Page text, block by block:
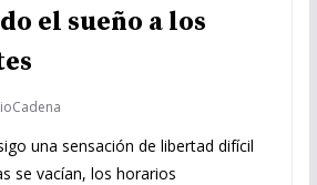
el sueño a los
una sensación de libertad difícil
se vacían, los horarios